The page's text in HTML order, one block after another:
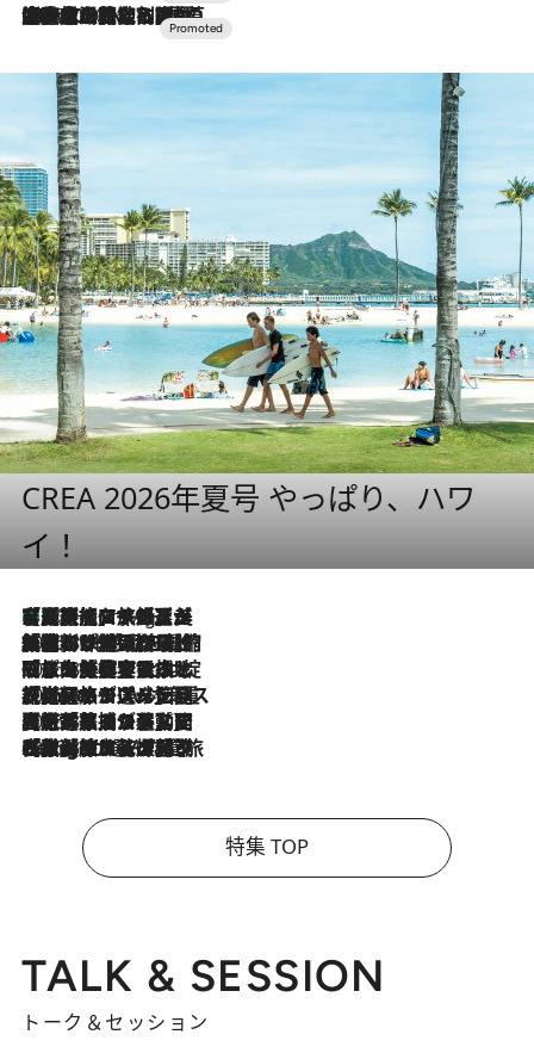
2026.7.10
NEW OPEN！【界 草津】名湯の地に誕生。趣の異なる2種の温泉と上州ならではの会席・蕎麦割烹など美食を味わう究極の癒やし旅
CREA 2026年夏号 やっぱり、ハワ
イ！
10 Hours Ago
【厳選旅コスメ】「多機能アイテムがメイン！」旅好き美容エディターが選んだ夏旅ベストコスメを発表【Mサイズジップ】
2026.8.6
「荷物が増えるほど旅ストレスは増す」美容ジャーナリストがたどり着いた最終結論。“化粧品を劇的に減らす”感動の凝縮美容とは
2026.8.6
「旅先には金髪ウィッグを持参」日本と同じメイクでは損してる!? 美容ジャーナリストが提案する“掟破りの旅美容”とは
2026.8.6
【厳選旅コスメ】「身軽さ＆UV対策重視！」ヘアアーティストshucoが選んだ夏旅ベストコスメを発表【Mサイズジップ】
2026.8.5
【厳選旅コスメ】国内をあちこち移動する河井菜摘が選んだ夏旅ベストコスメ発表！「リラックスアイテムはマスト」【Mサイズジップ】
2026.8.4
【厳選旅コスメ】「紫外線＆乾燥対策しながらメイク感も！」ヘア＆メイクGeorgeが選んだ夏旅ベストコスメを発表！【Mサイズジップ】
特集 TOP
TALK & SESSION
トーク＆セッション